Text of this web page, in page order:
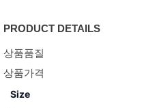
PRODUCT DETAILS
상품품질
상품가격
Size